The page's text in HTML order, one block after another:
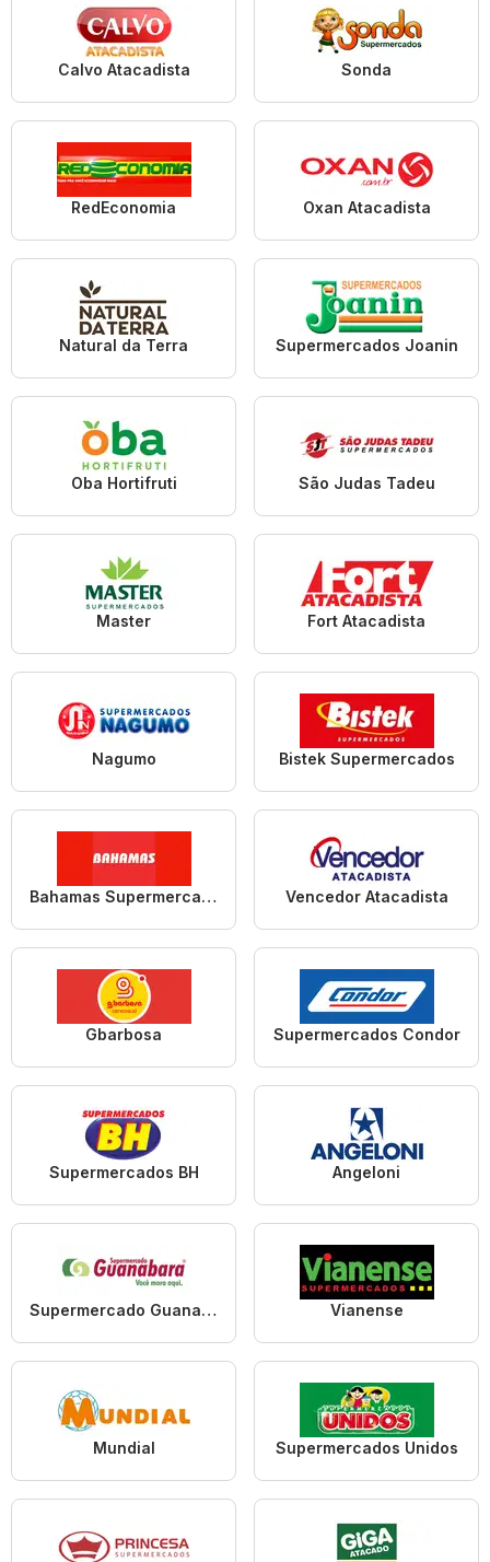
Calvo Atacadista Sonda
RedEconomia Oxan Atacadista
Natural da Terra Supermercados Joanin
Oba Hortifruti São Judas Tadeu
Master Fort Atacadista
Nagumo Bistek Supermercados
Bahamas Supermercados Vencedor Atacadista
Gbarbosa Supermercados Condor
Supermercados BH Angeloni
Supermercado Guanabara Vianense
Mundial Supermercados Unidos